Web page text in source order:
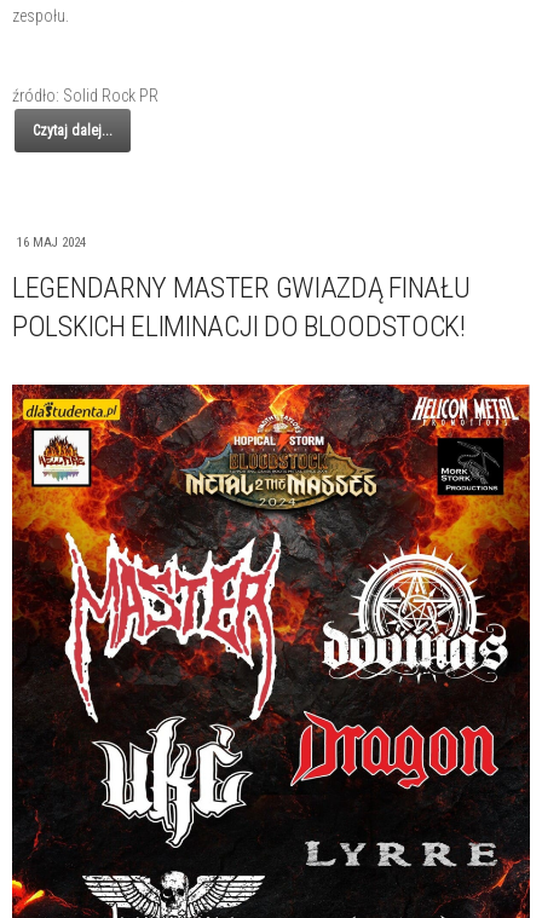
zespołu.
źródło: Solid Rock PR
Czytaj dalej...
16 MAJ 2024
LEGENDARNY MASTER GWIAZDĄ FINAŁU
POLSKICH ELIMINACJI DO BLOODSTOCK!